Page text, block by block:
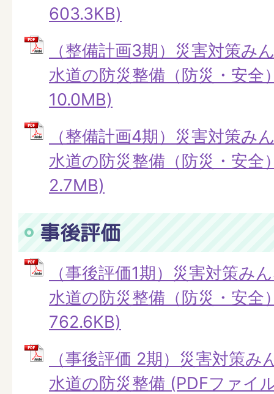
603.3KB)
（整備計画3期）災害対策み
水道の防災整備（防災・安全
10.0MB)
（整備計画4期）災害対策み
水道の防災整備（防災・安全
2.7MB)
事後評価
（事後評価1期）災害対策み
水道の防災整備（防災・安全
762.6KB)
（事後評価 2期）災害対策
水道の防災整備 (PDFファイ